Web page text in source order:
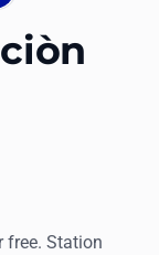
free. Station